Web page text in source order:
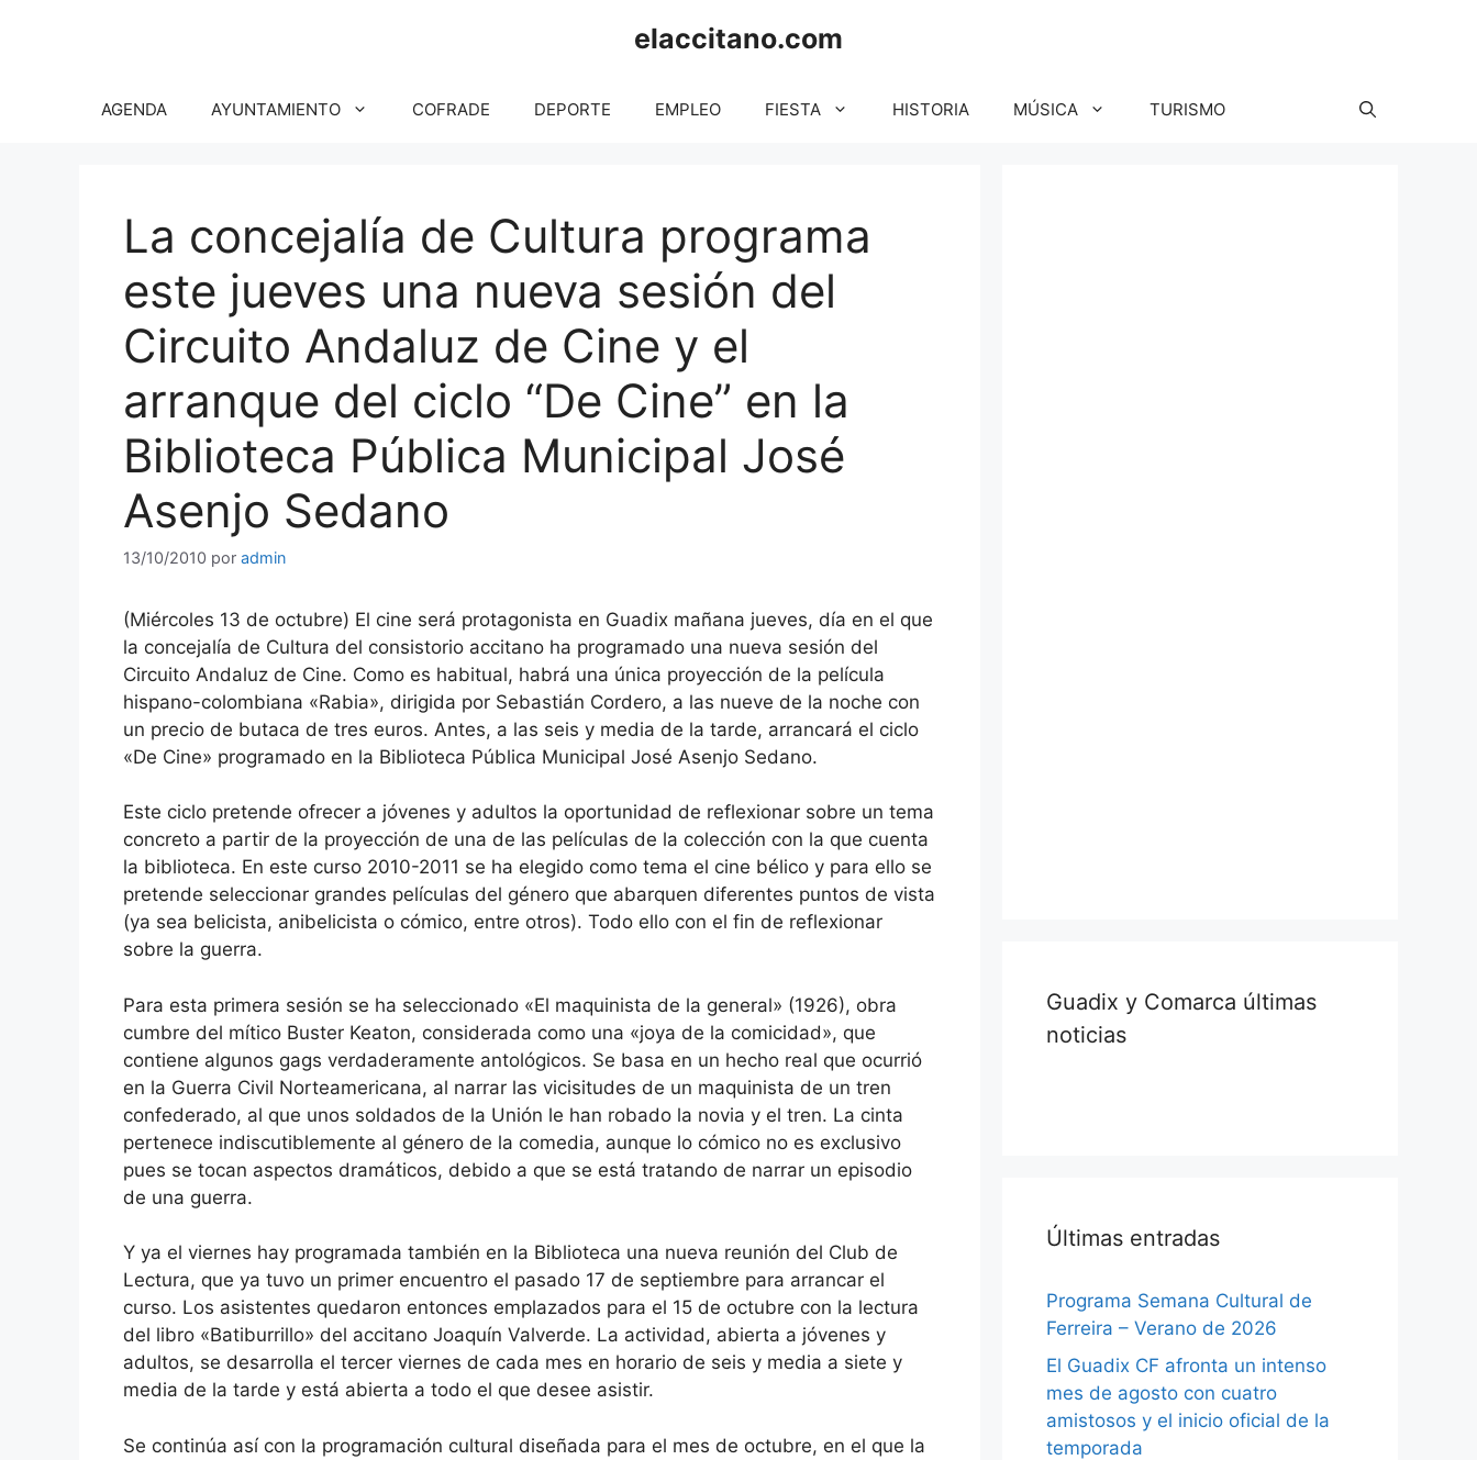
elaccitano.com
AGENDA AYUNTAMIENTO COFRADE DEPORTE EMPLEO FIESTA HISTORIA MÚSICA TURISMO
La concejalía de Cultura programa
este jueves una nueva sesión del
Circuito Andaluz de Cine y el
arranque del ciclo “De Cine” en la
Biblioteca Pública Municipal José
Asenjo Sedano
13/10/2010 por admin
(Miércoles 13 de octubre) El cine será protagonista en Guadix mañana jueves, día en el que
la concejalía de Cultura del consistorio accitano ha programado una nueva sesión del
Circuito Andaluz de Cine. Como es habitual, habrá una única proyección de la película
hispano-colombiana «Rabia», dirigida por Sebastián Cordero, a las nueve de la noche con
un precio de butaca de tres euros. Antes, a las seis y media de la tarde, arrancará el ciclo
«De Cine» programado en la Biblioteca Pública Municipal José Asenjo Sedano.
Este ciclo pretende ofrecer a jóvenes y adultos la oportunidad de reflexionar sobre un tema
concreto a partir de la proyección de una de las películas de la colección con la que cuenta
la biblioteca. En este curso 2010-2011 se ha elegido como tema el cine bélico y para ello se
pretende seleccionar grandes películas del género que abarquen diferentes puntos de vista
(ya sea belicista, anibelicista o cómico, entre otros). Todo ello con el fin de reflexionar
sobre la guerra.
Para esta primera sesión se ha seleccionado «El maquinista de la general» (1926), obra
cumbre del mítico Buster Keaton, considerada como una «joya de la comicidad», que
contiene algunos gags verdaderamente antológicos. Se basa en un hecho real que ocurrió
en la Guerra Civil Norteamericana, al narrar las vicisitudes de un maquinista de un tren
confederado, al que unos soldados de la Unión le han robado la novia y el tren. La cinta
pertenece indiscutiblemente al género de la comedia, aunque lo cómico no es exclusivo
pues se tocan aspectos dramáticos, debido a que se está tratando de narrar un episodio
de una guerra.
Y ya el viernes hay programada también en la Biblioteca una nueva reunión del Club de
Lectura, que ya tuvo un primer encuentro el pasado 17 de septiembre para arrancar el
curso. Los asistentes quedaron entonces emplazados para el 15 de octubre con la lectura
del libro «Batiburrillo» del accitano Joaquín Valverde. La actividad, abierta a jóvenes y
adultos, se desarrolla el tercer viernes de cada mes en horario de seis y media a siete y
media de la tarde y está abierta a todo el que desee asistir.
Se continúa así con la programación cultural diseñada para el mes de octubre, en el que la
Guadix y Comarca últimas
noticias
Últimas entradas
Programa Semana Cultural de
Ferreira – Verano de 2026
El Guadix CF afronta un intenso
mes de agosto con cuatro
amistosos y el inicio oficial de la
temporada